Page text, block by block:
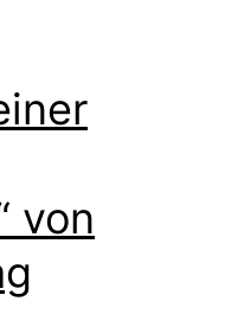
von